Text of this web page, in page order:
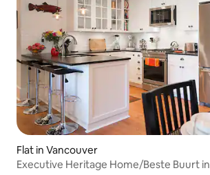
Flat in Vancouver
Executive Heritage Home/Beste Buurt